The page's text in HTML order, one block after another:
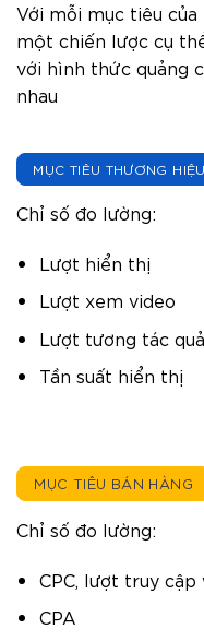
Với mỗi mục tiêu của
một chiến lược cụ
với hình thức quảng
nhau
MỤC TIÊU THƯƠNG HIỆU
Chỉ số đo lường:
Lượt hiển thị
Lượt xem video
Lượt tương tác
Tần suất hiển thị
MỤC TIÊU BÁN HÀNG
Chỉ số đo lường:
CPC, lượt truy cập
CPA